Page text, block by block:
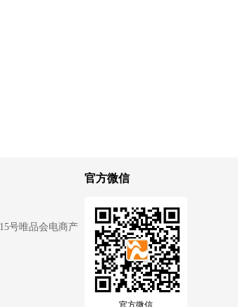
号唯品会电商产
官方微信
官方微信